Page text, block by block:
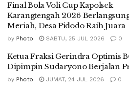
Final Bola Voli Cup Kapolsek
Karangtengah 2026
Meriah, Desa Pidodo Raih Juara
by Photo SABTU, 25 JUL 2026 0
Ketua Fraksi Gerindra Optimis
Dipimpin Sudaryono Berjalan
by Photo JUMAT, 24 JUL 2026 0